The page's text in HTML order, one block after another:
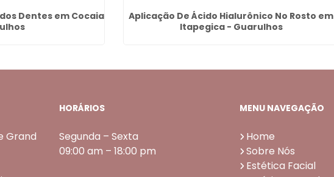
Dentes em Cocaia
Aplicação De Ácido Hialurônico No Rosto em
Itapegica - Guarulhos
Grand
HORÁRIOS
Segunda – Sexta
09:00 am – 18:00 pm
MENU NAVEGAÇÃO
Home
Sobre Nós
Estética Facial